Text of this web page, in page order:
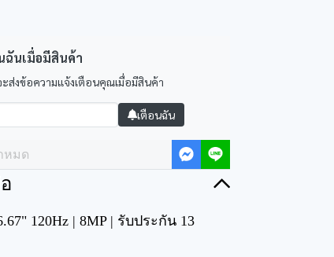
ฉันเมื่อมีสินค้า
ะส่งข้อความแจ้งเตือนคุณเมื่อมีสินค้า
เตือนฉัน
หมด
120Hz | 8MP | รับประกัน 13